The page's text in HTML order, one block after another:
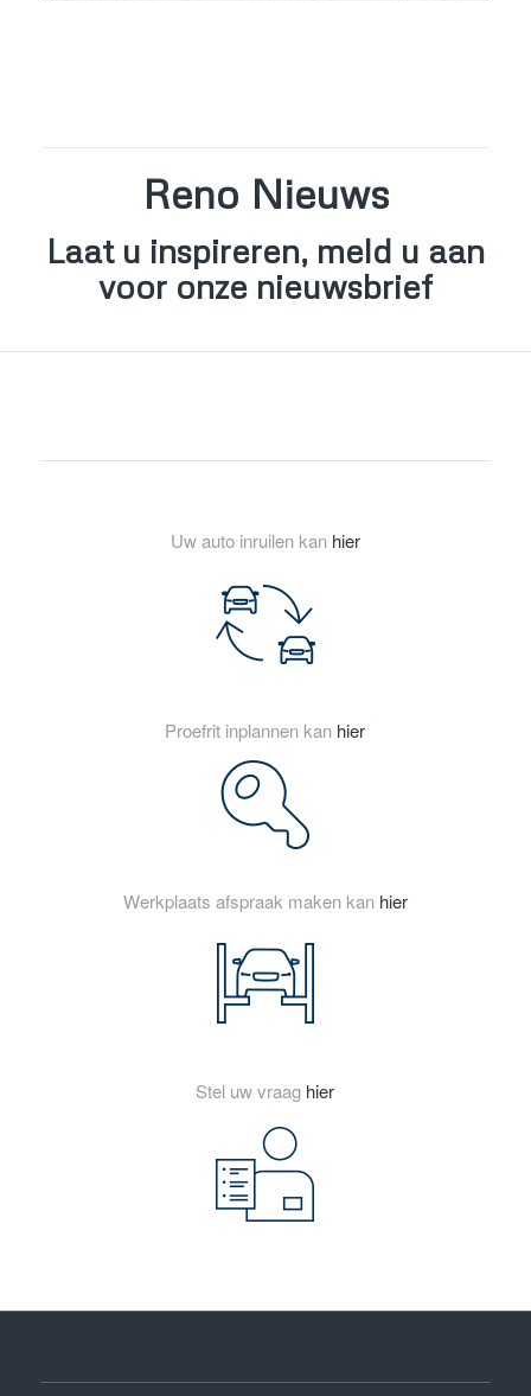
Reno Nieuws
Laat u inspireren, meld u aan
voor onze nieuwsbrief
Uw auto inruilen kan hier
Proefrit inplannen kan hier
Werkplaats afspraak maken kan hier
Stel uw vraag hier